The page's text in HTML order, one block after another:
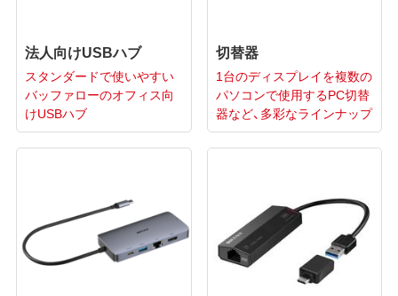
法人向けUSBハブ
スタンダードで使いやすい
バッファローのオフィス向
けUSBハブ
切替器
1台のディスプレイを複数の
パソコンで使用するPC切替
器など、多彩なラインナップ